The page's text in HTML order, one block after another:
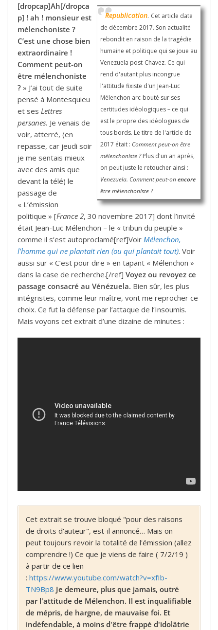
Republication. Cet article date
de décembre 2017. Son actualité
rebondit en raison de la tragédie
humaine et politique qui se joue au
Venezuela post-Chavez. Ce qui
rend d'autant plus incongrue
l'attitude fixiste d'un Jean-Luc
Mélenchon arc-bouté sur ses
certitudes idéologiques – ce qui
est le propre des idéologues de
tous bords. Le titre de l'article de
2017 était : Comment peut-on être
mélenchoniste ?Plus d'un an après,
on peut juste le retoucher ainsi :
Venezuela. Comment peut-onencore
être mélenchoniste ?
[dropcap]Ah[/dropca
p] ! ah ! monsieur est
mélenchoniste ?
C’est une chose bien
extraordinaire !
Comment peut-on
être mélenchoniste
? » J’ai tout de suite
pensé à Montesquieu
et ses Lettres
persanes. Je venais de
voir, atterré, (en
repasse, car jeudi soir
je me sentais mieux
avec des amis que
devant la télé) le
passage de
« L’émission
politique » [France 2, 30 novembre 2017] dont l’invité
était Jean-Luc Mélenchon – le « tribun du peuple »
comme il s’est autoproclamé[ref]Voir Mélenchon,
l’homme qui ne plantait rien (ou qui plantait tout). Voir
aussi sur « C’est pour dire » en tapant « Mélenchon »
dans la case de recherche.[/ref] Voyez ou revoyez ce
passage consacré au Vénézuela. Bien sûr, les plus
intégristes, comme leur maître, vont me reprocher ce
choix. Ce fut la défense par l’attaque de l’Insoumis.
Mais voyons cet extrait d’une dizaine de minutes :
Cet extrait se trouve bloqué "pour des raisons
de droits d'auteur", est-il annoncé… Mais on
peut toujours revoir la totalité de l'émission (allez
comprendre !) Ce que je viens de faire ( 7/2/19 )
à partir de ce lien
: https://www.youtube.com/watch?v=xfIb-
TN9Bp8 Je demeure, plus que jamais, outré
par l'attitude de Mélenchon. Il est inqualifiable
de mépris, de hargne, de mauvaise foi. Et
indéfendable, à moins d'être frappé d'idolâtrie